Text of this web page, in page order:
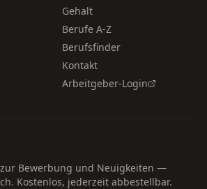
Gehalt
Berufe A-Z
Berufsfinder
Kontakt
Arbeitgeber-Login
Bewerbung und Neuigkeiten —
Kostenlos, jederzeit abbestellbar.